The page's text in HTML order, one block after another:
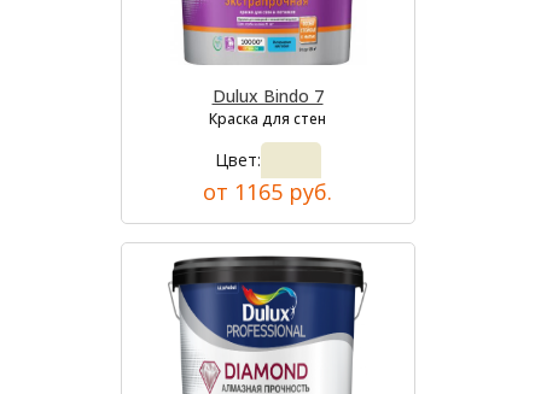
Dulux Bindo 7
Краска для стен
Цвет:
от 1165 руб.